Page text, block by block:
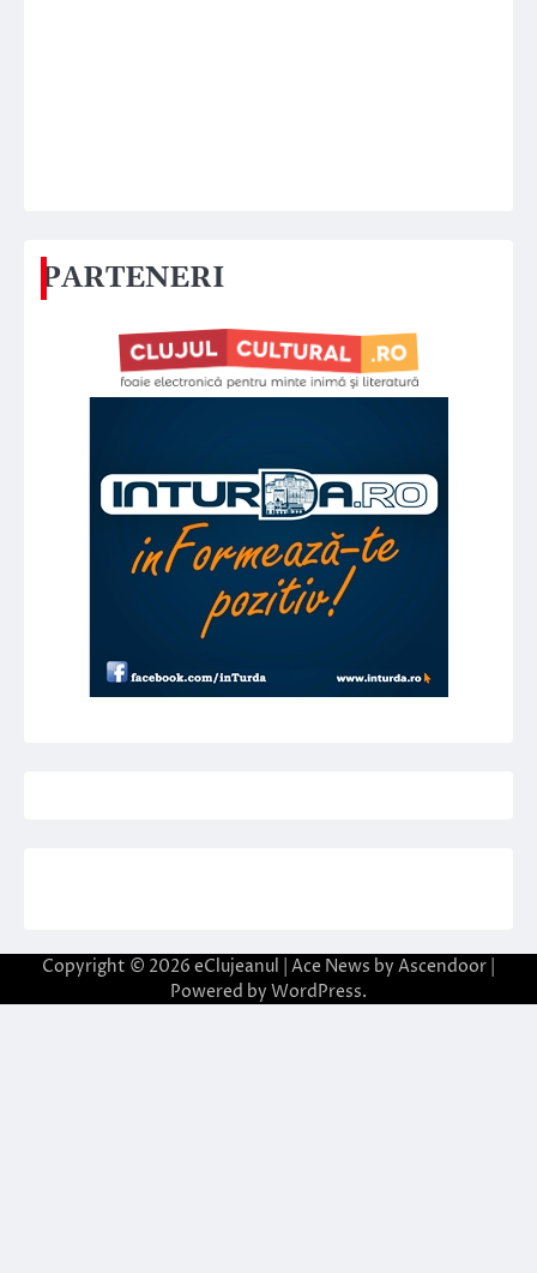
PARTENERI
Copyright © 2026 eClujeanul | Ace News by Ascendoor
Powered by WordPress.